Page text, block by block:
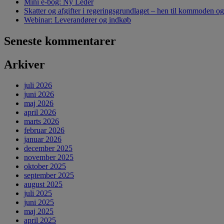
Skatter og afgifter i regeringsgrundlaget – hen til kommoden
Webinar: Leverandører og indkøb
Seneste kommentarer
Arkiver
juli 2026
juni 2026
maj 2026
april 2026
marts 2026
februar 2026
januar 2026
december 2025
november 2025
oktober 2025
september 2025
august 2025
juli 2025
juni 2025
maj 2025
april 2025